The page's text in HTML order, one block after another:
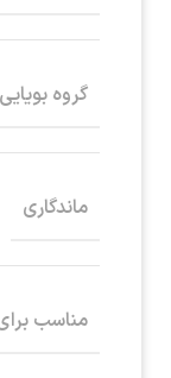
گروه بویایی
ماندگاری
مناسب